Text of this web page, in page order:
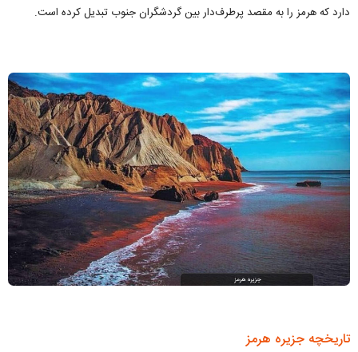
دارد که هرمز را به مقصد پرطرف‌دار بین گردشگران جنوب تبدیل کرده است.
تاریخچه جزیره هرمز